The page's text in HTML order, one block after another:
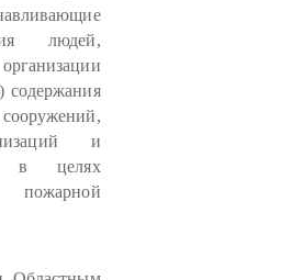
людей,
содержания
и
в целях